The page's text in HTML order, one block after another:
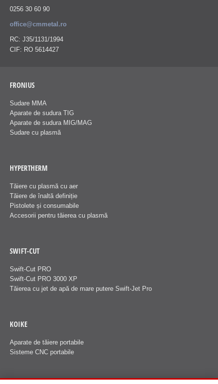
0256 30 60 90
office@cmmetal.ro
RC: J35/1131/1994
CIF: RO 5614427
FRONIUS
Sudare MMA
Aparate de sudura TIG
Aparate de sudura MIG/MAG
Sudare cu plasmă
HYPERTHERM
Tăiere cu plasmă cu aer
Tăiere de înaltă definiție
Pistolete și consumabile
Accesorii pentru tăierea cu plasmă
SWIFT-CUT
Swift-Cut PRO
Swift-Cut PRO 3000 XP
Tăierea cu jet de apă de mare putere Swift-Jet Pro
KOIKE
Aparate de tăiere portabile
Sisteme CNC portabile